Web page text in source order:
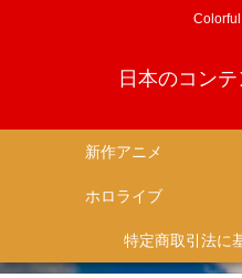
日本のコン
新作アニメ
ホロライブ